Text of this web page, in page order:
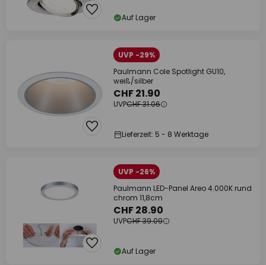
Auf Lager
UVP -29%
Paulmann Cole Spotlight GU10,
weiß/silber
CHF 21.90
UVPCHF 31.06
Lieferzeit: 5 - 8 Werktage
UVP -26%
Paulmann LED-Panel Areo 4.000K rund
chrom 11,8cm
CHF 28.90
UVPCHF 39.09
Auf Lager